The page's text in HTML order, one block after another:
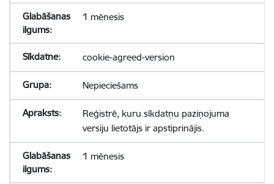
1 mēnesis
cookie-agreed-version
Nepieciešams
Reģistrē, kuru sīkdatņu paziņojuma
versiju lietotājs ir apstiprinājis.
1 mēnesis